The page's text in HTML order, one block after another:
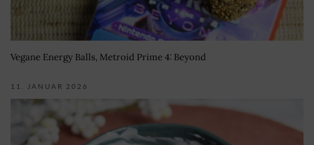
Vegane Energy Balls, Metroid Prime 4: Beyond
11. JANUAR 2026